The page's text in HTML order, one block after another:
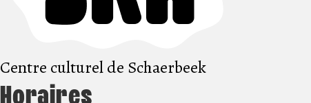
Centre culturel de Schaerbeek